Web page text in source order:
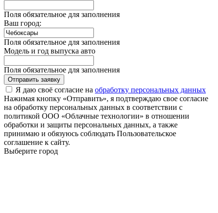
Поля обязательное для заполнения
Ваш город:
Поля обязательное для заполнения
Модель и год выпуска авто
Поля обязательное для заполнения
Отправить заявку
Я даю своё согласие на обработку персональных данных
Нажимая кнопку «Отправить», я подтверждаю свое согласие
на обработку персональных данных в соответствии с
политикой ООО «Облачные технологии» в отношении
обработки и защиты персональных данных, а также
принимаю и обязуюсь соблюдать Пользовательское
соглашение к сайту.
Выберите город